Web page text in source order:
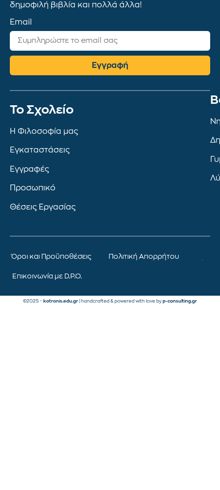
δημοφιλή βιβλία και πολλά άλλα!
Email
Εγγραφή
To Σχολείο
Η Φιλοσοφία μας
Εγκαταστάσεις
Εγγραφές
Προσωπικό
Θέσεις Εργασίας
Όροι και Προϋποθέσεις Πολιτική Απορρήτου
Επικοινωνία με D.P.O.
©2025 – kotronis.edu.gr | handcrafted & powered with love by p-consulting.gr